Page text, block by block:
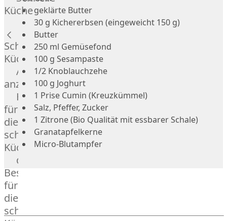
Russell
Lamm
Bison
Kaninchen
Wild
Rotwild
Elch
Dry-
Aged
Burger
Würstchen
Traditionell
klassisch
Außergewöhnlich
&
exotisch
Küche
Schnelle
Küche
Alle
anzeigen
Hausmannskost
für
die
schnelle
Küche
das
Besondere
für
die
schnelle
geklärte Butter
30 g Kichererbsen (eingeweicht 150 g)
Butter
250 ml Gemüsefond
100 g Sesampaste
1/2 Knoblauchzehe
100 g Joghurt
1 Prise Cumin (Kreuzkümmel)
Salz, Pfeffer, Zucker
1 Zitrone (Bio Qualität mit essbarer Schale)
Granatapfelkerne
Micro-Blutampfer